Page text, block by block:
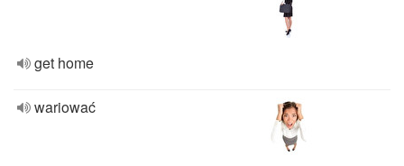
get home
wariować